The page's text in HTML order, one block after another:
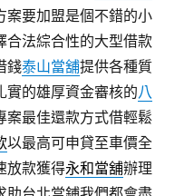
案要加盟是個不錯的小
合法綜合性的大型借款
錢泰山當舖提供各種質
實的雄厚資金審核的八
案最佳還款方式借輕鬆
以最高可申貸至車價全
放款獲得永和當舖辦理